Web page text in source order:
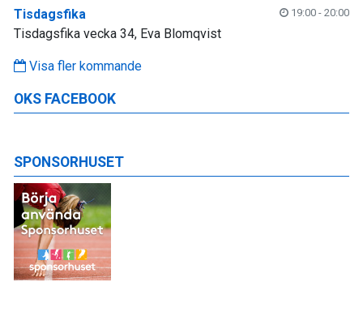
Tisdagsfika
19:00 - 20:00
Tisdagsfika vecka 34, Eva Blomqvist
Visa fler kommande
OKS FACEBOOK
SPONSORHUSET